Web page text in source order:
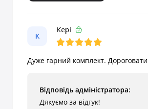
К
Кері
Дуже гарний комплект.
Відповідь адміністратора:
Дякуємо за відгук!